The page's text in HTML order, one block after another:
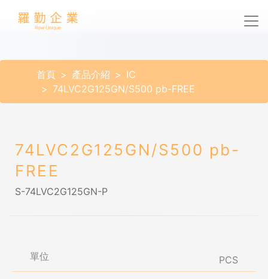
首頁 產品介紹
IC
74LVC2G125GN/S500 pb-FREE
74LVC2G125GN/S500 pb-
FREE
S-74LVC2G125GN-P
單位 PCS